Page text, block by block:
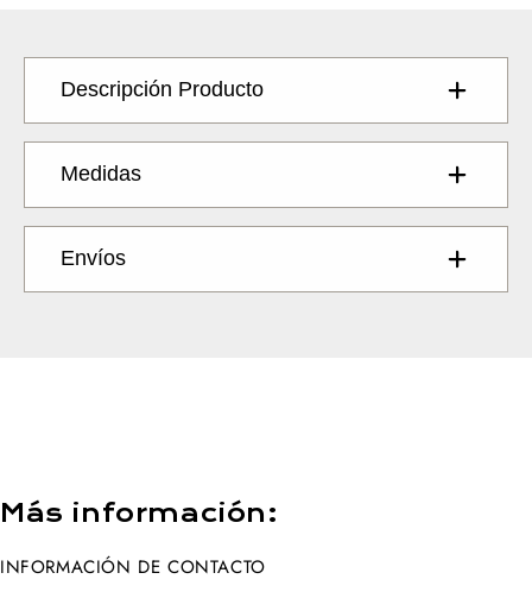
Descripción Producto
Medidas
Envíos
Más información:
INFORMACIÓN DE CONTACTO